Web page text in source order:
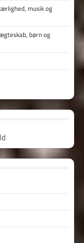
musik og
børn og